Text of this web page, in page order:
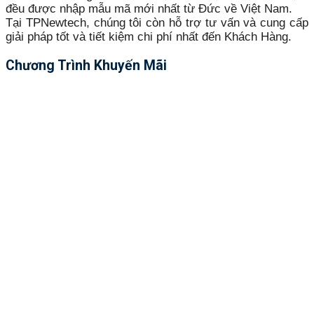
đều được nhập mẫu mã mới nhất từ Đức về Việt Nam.
Tại TPNewtech, chúng tôi còn hỗ trợ tư vấn và cung cấp
giải pháp tốt và tiết kiệm chi phí nhất đến Khách Hàng.
Chương Trình Khuyến Mãi